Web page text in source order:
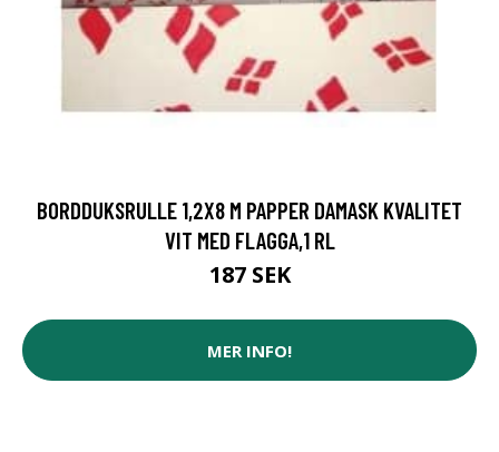
BORDDUKSRULLE 1,2X8 M PAPPER DAMASK KVALITET
VIT MED FLAGGA,1 RL
187 SEK
MER INFO!